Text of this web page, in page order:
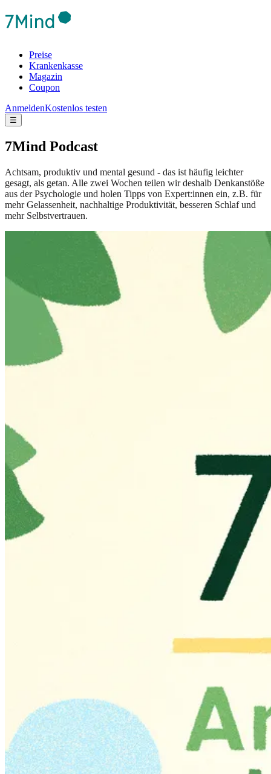
Preise
Krankenkasse
Magazin
Coupon
AnmeldenKostenlos testen
☰
7Mind Podcast
Achtsam, produktiv und mental gesund - das ist häufig leichter
gesagt, als getan. Alle zwei Wochen teilen wir deshalb Denkanstöße
aus der Psychologie und holen Tipps von Expert:innen ein, z.B. für
mehr Gelassenheit, nachhaltige Produktivität, besseren Schlaf und
mehr Selbstvertrauen.